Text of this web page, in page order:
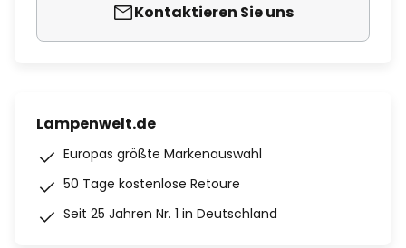
Kontaktieren Sie uns
Lampenwelt.de
Europas größte Markenauswahl
50 Tage kostenlose Retoure
Seit 25 Jahren Nr. 1 in Deutschland